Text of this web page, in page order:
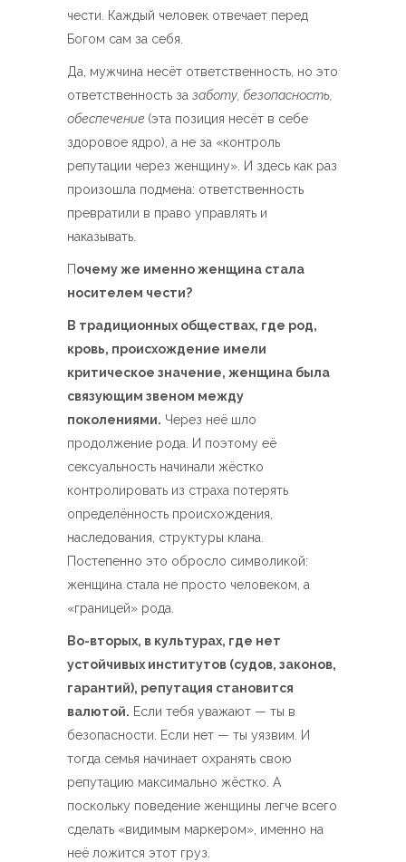
чести. Каждый человек отвечает перед
Богом сам за себя.
Да, мужчина несёт ответственность, но это
ответственность за заботу, безопасность,
обеспечение (эта позиция несёт в себе
здоровое ядро), а не за «контроль
репутации через женщину». И здесь как раз
произошла подмена: ответственность
превратили в право управлять и
наказывать.
Почему же именно женщина стала
носителем чести?
В традиционных обществах, где род,
кровь, происхождение имели
критическое значение, женщина была
связующим звеном между
поколениями. Через неё шло
продолжение рода. И поэтому её
сексуальность начинали жёстко
контролировать из страха потерять
определённость происхождения,
наследования, структуры клана.
Постепенно это обросло символикой:
женщина стала не просто человеком, а
«границей» рода.
Во-вторых, в культурах, где нет
устойчивых институтов (судов, законов,
гарантий), репутация становится
валютой. Если тебя уважают — ты в
безопасности. Если нет — ты уязвим. И
тогда семья начинает охранять свою
репутацию максимально жёстко. А
поскольку поведение женщины легче всего
сделать «видимым маркером», именно на
неё ложится этот груз.